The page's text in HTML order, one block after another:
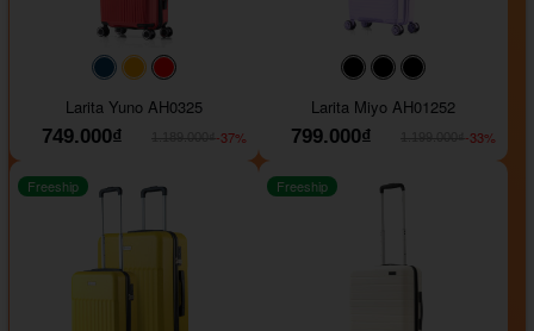
#093f69#ffa500
Larita Yuno AH0325
749.000₫
-37%
#000000#000000
Larita Miyo AH01252
799.000₫
-33%
Freeship Freeship